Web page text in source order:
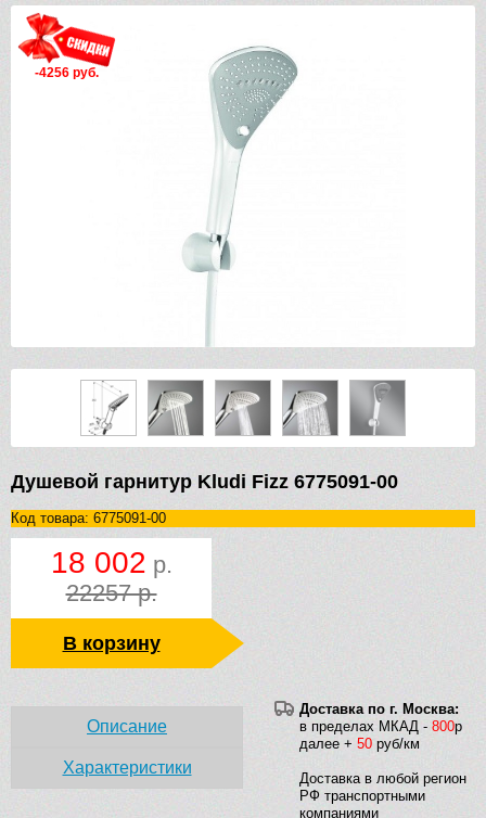
-4256 руб.
Душевой гарнитур Kludi Fizz 6775091-00
Код товара: 6775091-00
18 002 р.
22257 р.
В корзину
Доставка по г. Москва:
в пределах МКАД - 800р
далее + 50 руб/км
Доставка в любой регион
РФ транспортными
компаниями
Описание
Характеристики